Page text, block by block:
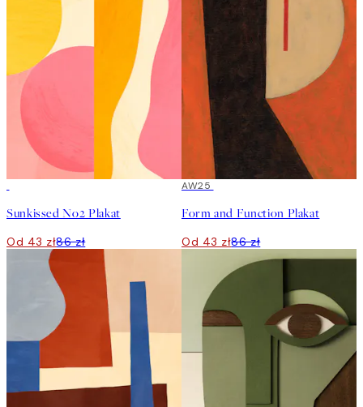
Sunkissed No2 Plakat
Od 43 zł86 zł
50%*
AW25
Form and Function Plakat
Od 43 zł86 zł